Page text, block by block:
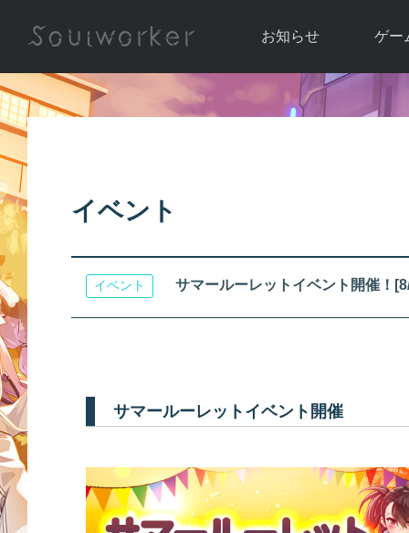
お知らせ
お知らせ一覧
ゲー
ソウ
アップ
イベント
イベント サマールーレットイベント開催！
サマールーレットイベント開催